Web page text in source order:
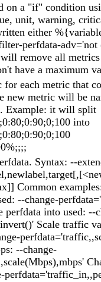
on a "if" condition
unit, warning,
either
perfdata-
remove all
have a maximum
for each metric that
new metric will be
Example: it will split
into
Syntax: --
Common
--change-
perfdata into used: --
Scale traffic
--change-